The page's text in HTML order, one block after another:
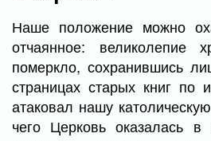
Наше положение можно
отчаянное: великолепие
померкло, сохранившись
страницах старых книг по
атаковал нашу
чего Церковь оказалась в